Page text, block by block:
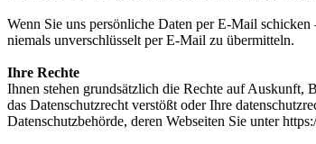
Wenn Sie uns persönliche Daten per E-Mail
niemals unverschlüsselt per E-Mail zu übermitteln.
Ihre Rechte
Ihnen stehen grundsätzlich die Rechte auf Auskunft,
das Datenschutzrecht verstößt oder Ihre
Datenschutzbehörde, deren Webseiten Sie unter